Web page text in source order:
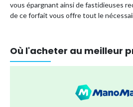
vous épargnant ainsi de fastidieuses
de ce forfait vous offre tout le
Vous économisez de l'argent
En commandant ce colis en une
une méthode d'expédition plus
Où l'acheter au meilleur